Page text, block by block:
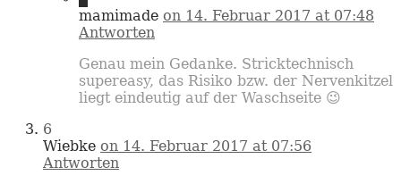
mamimade on 14. Februar 2017 at 07:48
Antworten
Genau mein Gedanke. Stricktechnisch
supereasy, das Risiko bzw. der Nervenkitzel
liegt eindeutig auf der Waschseite 😉
6
Wiebke on 14. Februar 2017 at 07:56
Antworten